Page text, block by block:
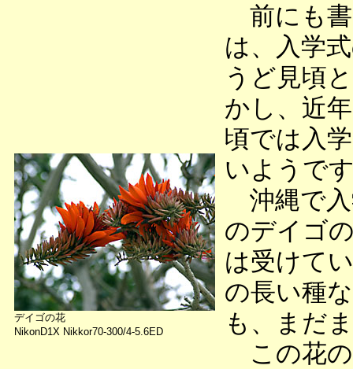
デイゴの花
NikonD1X Nikkor70-300/4-5.6ED
前にも書
は、入学
うど見頃
かし、近
頃では入
いようで
沖縄で入
のデイゴ
は受けて
の長い種
も、まだ
この花の